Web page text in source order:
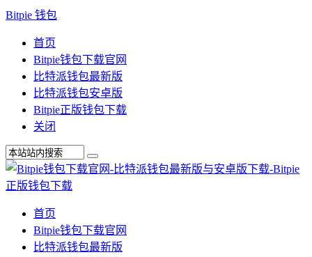
Bitpie 钱包
首页
Bitpie钱包下载官网
比特派钱包最新版
比特派钱包安卓版
Bitpie正版钱包下载
关闭
首页
Bitpie钱包下载官网
比特派钱包最新版